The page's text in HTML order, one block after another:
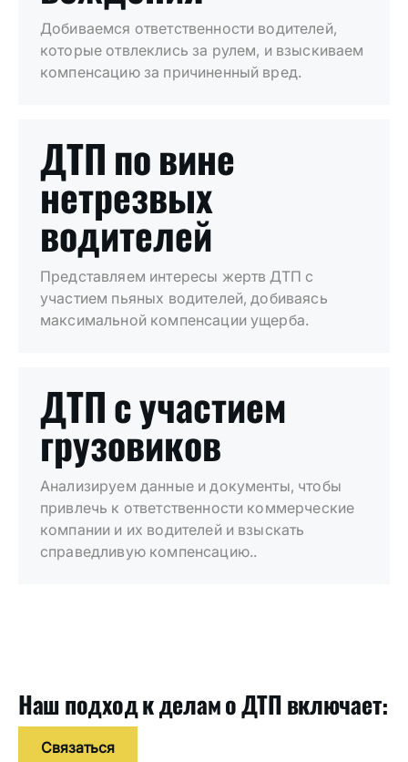
Добиваемся ответственности водителей,
которые отвлеклись за рулем, и взыскиваем
компенсацию за причиненный вред.
ДТП по вине
нетрезвых
водителей
Представляем интересы жертв ДТП с
участием пьяных водителей, добиваясь
максимальной компенсации ущерба.
ДТП с участием
грузовиков
Анализируем данные и документы, чтобы
привлечь к ответственности коммерческие
компании и их водителей и взыскать
справедливую компенсацию..
Наш подход к делам о ДТП включает:
Связаться